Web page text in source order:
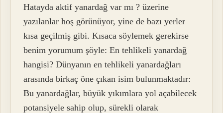
Hatayda aktif yanardağ var mı ? üzerine
yazılanlar hoş görünüyor, yine de bazı yerler
kısa geçilmiş gibi. Kısaca söylemek gerekirse
benim yorumum şöyle: En tehlikeli yanardağ
hangisi? Dünyanın en tehlikeli yanardağları
arasında birkaç öne çıkan isim bulunmaktadır:
Bu yanardağlar, büyük yıkımlara yol açabilecek
potansiyele sahip olup, sürekli olarak